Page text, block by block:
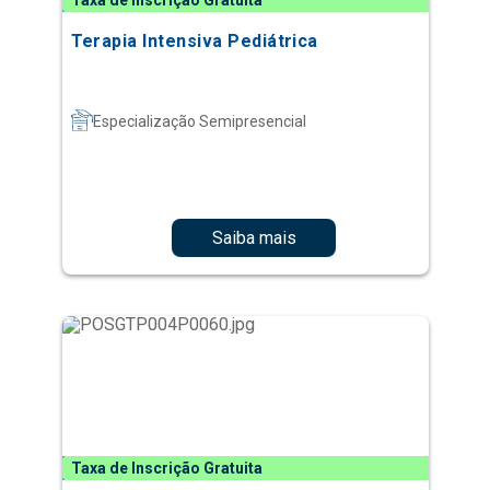
Terapia Intensiva Pediátrica
Especialização Semipresencial
Saiba mais
Taxa de Inscrição Gratuita